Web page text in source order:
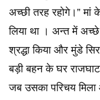
अच्छी तरह रहोगे।” मां
लिया था । अन्त में
श्रद्धा किया और मुंडे
बड़ी बहन के घर
जब उसका परिचय